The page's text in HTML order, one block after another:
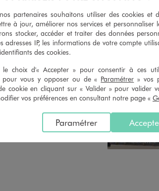
CHOISIR CE MAGASIN
VOIR LA FICHE
partenaires souhaitons utiliser des cookies et
à jour, améliorer nos services et personnaliser
stocker, accéder et traiter des données
adresses IP, les informations de votre compte
des cookies.
le choix d'« Accepter » pour consentir à ces
pour vous y opposer ou de « Paramétrer » vos
cookie en cliquant sur « Valider » pour valider
vos préférences en consultant notre page «
Paramétrer